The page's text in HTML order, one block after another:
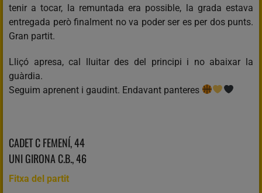
tenir a tocar, la remuntada era possible, la grada estava
entregada però finalment no va poder ser es per dos punts.
Gran partit.
Lliçó apresa, cal lluitar des del principi i no abaixar la
guàrdia.
Seguim aprenent i gaudint. Endavant panteres
CADET C FEMENÍ, 44
UNI GIRONA C.B., 46
Fitxa del partit